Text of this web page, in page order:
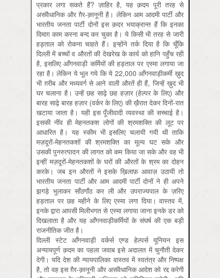
प्रकार लगा सकते हैं? ज़ाहिर है, यह क़दम पूरी तरह से
असंवैधानिक और ग़ैर-क़ानूनी है। लेकिन आम आदमी पार्टी और
भारतीय जनता पार्टी दोनों इस क़दर भयाक्रान्त हैं कि इनका
दिमाग़ काम करना बन्द कर चुका है। ये किसी भी तरह से जारी
हड़ताल को रोकना चाहते हैं। इन्होंने तर्क दिया है कि चूँकि
दिल्ली में बच्चों व औरतों की देखरेख के कार्य को हानि पहुँच रही
है, इसलिए आँगनवाड़ी कर्मियों की हड़ताल पर एस्मा लगाया जा
रहा है। लेकिन ये भूल गये कि ये 22,000 आँगनवाड़ीकर्मी ख़ुद
भी ग़रीब और मध्यवर्ग से आने वाली औरतें ही हैं, जिन्हें ख़ुद भी
घर चलाना है। उन्हें छह साढ़े छह हज़ार (हेल्पर के लिए) और
बारह साढ़े बारह हज़ार (वर्कर के लिए) की ख़ैरात देकर दिनों-रात
खटाया जाता है। यही इस पूँजीवादी व्यवस्था की सच्चाई है।
इसकी नींव ही मेहनतकश लोगों की श्रमशक्ति की लूट पर
आधारित है। यह स्कीम भी इसलिए चलायी गयी थी ताकि
मज़दूरों-मेहनतकशों की श्रमशक्ति का मूल्य घट सके और
उसकी पुनरुत्पादन की लागत को कम किया जा सके और वह भी
इन्हीं मज़दूरों-मेहनतकशों के घरों की औरतों के श्रम का दोहन
करके। जब इन औरतों ने इसके ख़िलाफ़ आवाज़ उठायी तो
भारतीय जनता पार्टी और आम आदमी पार्टी दोनों ने ही अपने
झगड़े भुलाकर साँठगाँठ कर ली और उपराज्यपाल के ज़रिए
हड़ताल पर छह महीने के लिए एस्मा लगा दिया। वास्तव में,
इनके द्वारा आपसी मिलीभगत से एस्मा लगाया जाना इनके डर को
दिखलाता है और यह आँगनवाड़ीकर्मियों के संघर्ष की एक बड़ी
राजनीतिक जीत है।
दिल्ली स्टेट आँगनवाड़ी वर्कर्स एण्ड हेल्पर्स यूनियन इस
अन्यायपूर्ण क़दम का पहला जवाब इसे अदालत में चुनौती देकर
देगी। यदि देश की न्यायपालिका वास्तव में स्वतंत्र और निष्पक्ष
है, तो वह इस ग़ैर-क़ानूनी और असंवैधानिक आदेश को रद्द करेगी